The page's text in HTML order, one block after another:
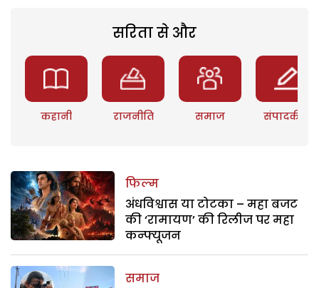
सरिता से और
कहानी राजनीति समाज संपादकीय
फिल्म
अंधविश्वास या टोटका – महा बजट
की ‘रामायण’ की रिलीज पर महा
कन्फ्यूजन
समाज